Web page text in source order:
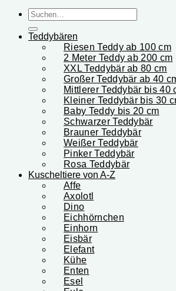
Suchen
nach:
Teddybären
Riesen Teddy ab 100 cm
2 Meter Teddy ab 200 cm
XXL Teddybär ab 80 cm
Großer Teddybär ab 40
Mittlerer Teddybär bis 40
Kleiner Teddybär bis 30
Baby Teddy bis 20 cm
Schwarzer Teddybär
Brauner Teddybär
Weißer Teddybär
Pinker Teddybär
Rosa Teddybär
Kuscheltiere von A-Z
Affe
Axolotl
Dino
Eichhörnchen
Einhorn
Eisbär
Elefant
Kühe
Enten
Esel